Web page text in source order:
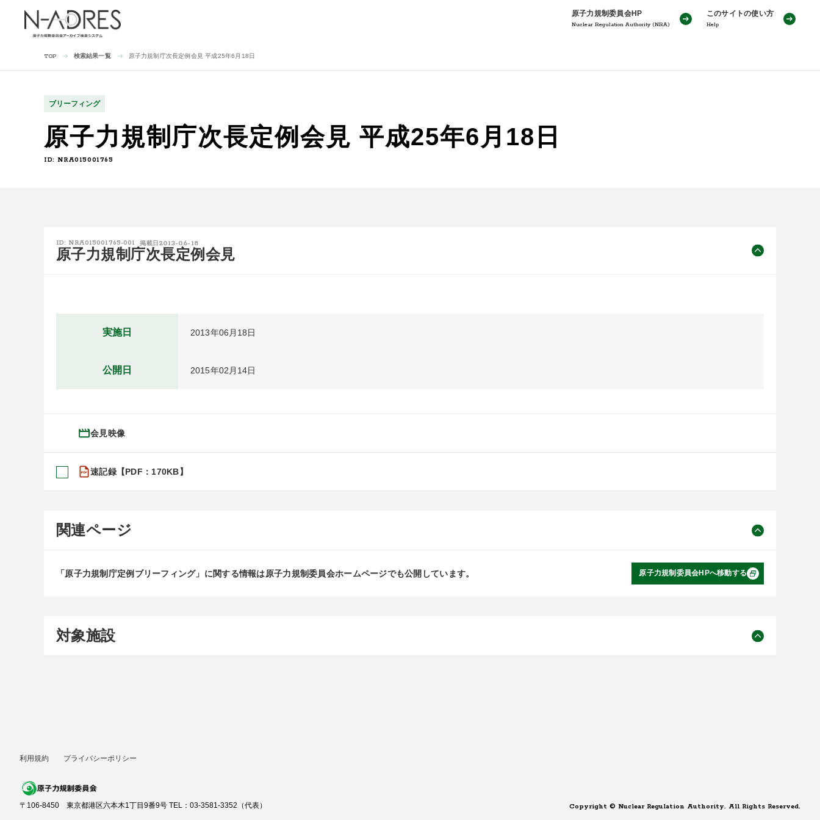
原子力規制委員会HP
Nuclear Regulation Authority (NRA)
このサイトの使い方
Help
TOP 検索結果一覧 原子力規制庁次長定例会見 平成25年6月18日
ブリーフィング
原子力規制庁次長定例会見 平成25年6月18日
ID: NRA015001765
ID: NRA015001765-001 掲載日 2013-06-18
原子力規制庁次長定例会見
実施日 2013年06月18日
公開日 2015年02月14日
会見映像
速記録【PDF：170KB】
関連ページ
「原子力規制庁定例ブリーフィング」に関する情報は原子力規制委員会ホームページでも公開しています。 原子力規制委員会HPへ移動する
対象施設
利用規約 プライバシーポリシー
〒106-8450 東京都港区六本木1丁目9番9号 TEL：03-3581-3352（代表） Copyright © Nuclear Regulation Authority. All Rights Reserved.